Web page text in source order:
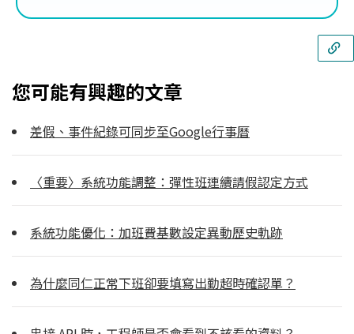
您可能有興趣的文章
差假、事件紀錄可同步至Google行事曆
〈重要〉系統功能調整：彈性班連續請假認定方式
系統功能優化：加班費基數設定異動歷史軌跡
為什麼同仁正常下班卻要填寫出勤超時確認單？